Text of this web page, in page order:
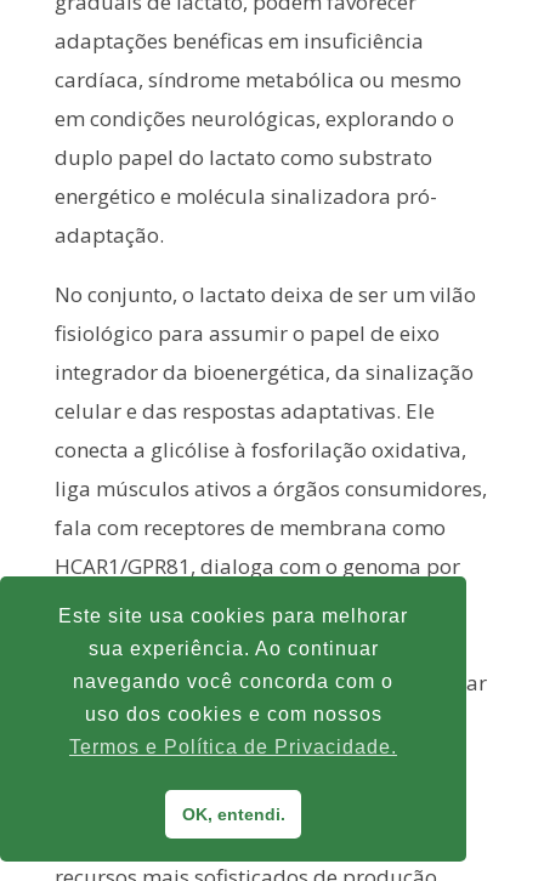
adaptações benéficas em insuficiência
cardíaca, síndrome metabólica ou mesmo
em condições neurológicas, explorando o
duplo papel do lactato como substrato
energético e molécula sinalizadora pró-
adaptação.
No conjunto, o lactato deixa de ser um vilão
fisiológico para assumir o papel de eixo
integrador da bioenergética, da sinalização
celular e das respostas adaptativas. Ele
conecta a glicólise à fosforilação oxidativa,
liga músculos ativos a órgãos consumidores,
fala com receptores de membrana como
HCAR1/GPR81, dialoga com o genoma por
meio da lactilação de histonas e participa
tanto da montagem da resposta
inflamatória quanto de sua resolução. Voltar
ao exercício com esse olhar significa
enxergar no aumento de lactato não um
fracasso do sistema, mas um marcador de
que o organismo está mobilizando seus
Este site usa cookies para melhorar
sua experiência. Ao continuar
navegando você concorda com o
uso dos cookies e com nossos
Termos e Política de Privacidade.
OK, entendi.